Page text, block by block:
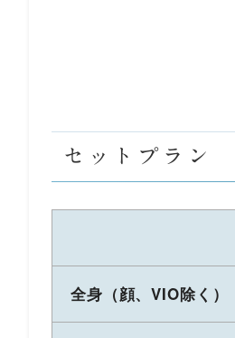
セットプラン
全身（顔、VIO除く）